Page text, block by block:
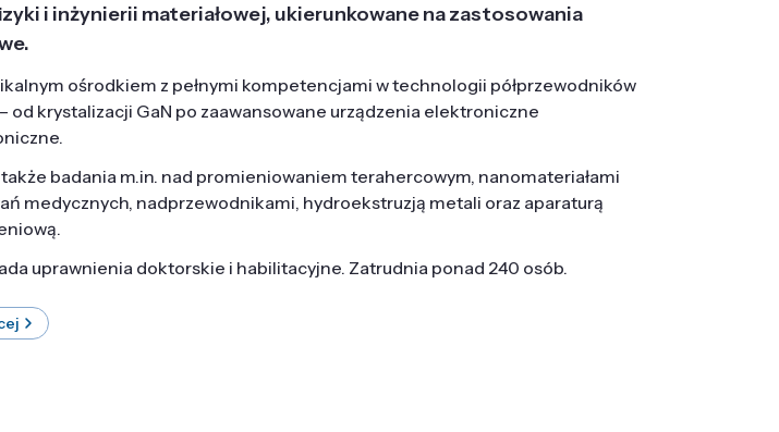
i inżynierii materiałowej, ukierunkowane na zastosowania
ośrodkiem z pełnymi kompetencjami w technologii półprzewodników
od krystalizacji GaN po zaawansowane urządzenia elektroniczne
badania m.in. nad promieniowaniem terahercowym, nanomateriałami
medycznych, nadprzewodnikami, hydroekstruzją metali oraz aparaturą
uprawnienia doktorskie i habilitacyjne. Zatrudnia ponad 240 osób.